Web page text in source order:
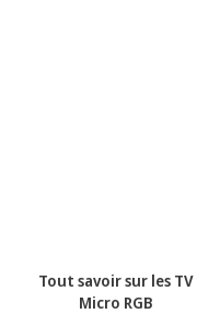
Tout savoir sur les TV
Micro RGB